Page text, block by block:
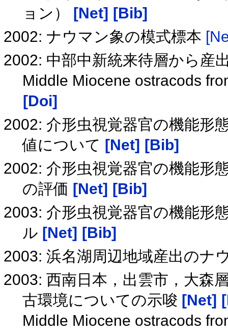
ョン） [Net] [Bib]
2002: ナウマン象の模式標本
2002: 中部中新統来待層から産
Middle Miocene ostracods
[Doi]
2002: 介形虫視覚器官の機能形
値について [Net] [Bib]
2002: 介形虫視覚器官の機能形
の評価 [Net] [Bib]
2003: 介形虫視覚器官の機能形
ル [Net] [Bib]
2003: 浜名湖周辺地域産出のナ
2003: 西南日本，出雲市，大森
古環境についての示唆 [Net]
Middle Miocene ostracods